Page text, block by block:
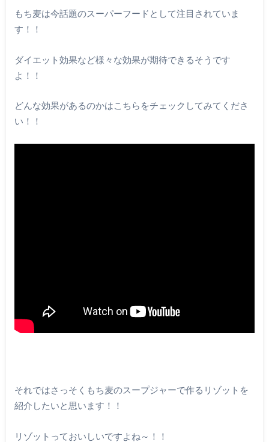
もち麦は今話題のスーパーフードとして注目されていま
す！！
ダイエット効果など様々な効果が期待できるそうです
よ！！
どんな効果があるのかはこちらをチェックしてみてくださ
い！！
それではさっそくもち麦のスープジャーで作るリゾットを
紹介したいと思います！！
リゾットっておいしいですよね～！！